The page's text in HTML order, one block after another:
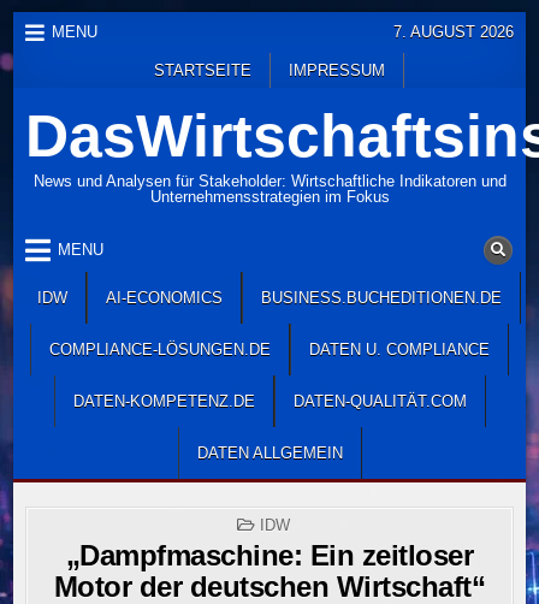
Skip
to
content
MENU
STARTSEITE IMPRESSUM
7. AUGUST 2026
News und Analysen für Stakeholder: Wirtschaftliche Indikatoren und
Unternehmensstrategien im Fokus
MENU
IDW AI-ECONOMICS BUSINESS.BUCHEDITIONEN.DE
COMPLIANCE-LÖSUNGEN.DE DATEN U. COMPLIANCE
DATEN-KOMPETENZ.DE DATEN-QUALITÄT.COM
DATEN ALLGEMEIN
POSTED
IDW
„Dampfmaschine: Ein zeitloser
Motor der deutschen Wirtschaft“